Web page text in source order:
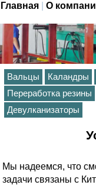
Главная| О
Вальцы Каландры
Переработка резины
Девулканизаторы
Мы надеемся, что
задачи связаны с